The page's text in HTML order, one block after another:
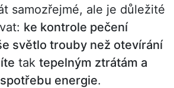
samozřejmé, ale je důležité
ke kontrole pečení
světlo trouby než otevírání
tak tepelným ztrátám a
energie.